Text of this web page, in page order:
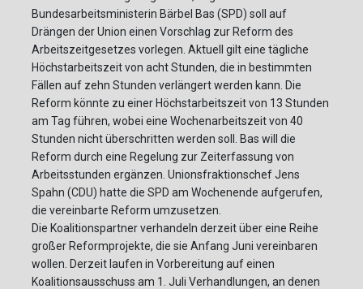
Bundesarbeitsministerin Bärbel Bas (SPD) soll auf
Drängen der Union einen Vorschlag zur Reform des
Arbeitszeitgesetzes vorlegen. Aktuell gilt eine tägliche
Höchstarbeitszeit von acht Stunden, die in bestimmten
Fällen auf zehn Stunden verlängert werden kann. Die
Reform könnte zu einer Höchstarbeitszeit von 13 Stunden
am Tag führen, wobei eine Wochenarbeitszeit von 40
Stunden nicht überschritten werden soll. Bas will die
Reform durch eine Regelung zur Zeiterfassung von
Arbeitsstunden ergänzen. Unionsfraktionschef Jens
Spahn (CDU) hatte die SPD am Wochenende aufgerufen,
die vereinbarte Reform umzusetzen.
Die Koalitionspartner verhandeln derzeit über eine Reihe
großer Reformprojekte, die sie Anfang Juni vereinbaren
wollen. Derzeit laufen in Vorbereitung auf einen
Koalitionsausschuss am 1. Juli Verhandlungen, an denen